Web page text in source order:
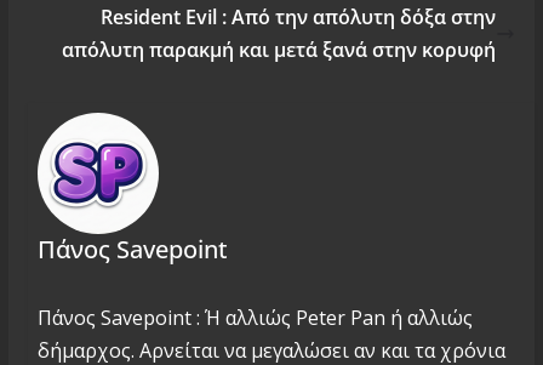
Resident Evil : Από την απόλυτη δόξα στην
απόλυτη παρακμή και μετά ξανά στην κορυφή
Πάνος Savepoint
Πάνος Savepoint : Ή αλλιώς Peter Pan ή αλλιώς
δήμαρχος. Αρνείται να μεγαλώσει αν και τα χρόνια